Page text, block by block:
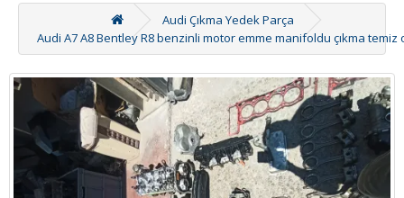
Audi Çıkma Yedek Parça
Audi A7 A8 Bentley R8 benzinli motor emme manifoldu çıkma temiz